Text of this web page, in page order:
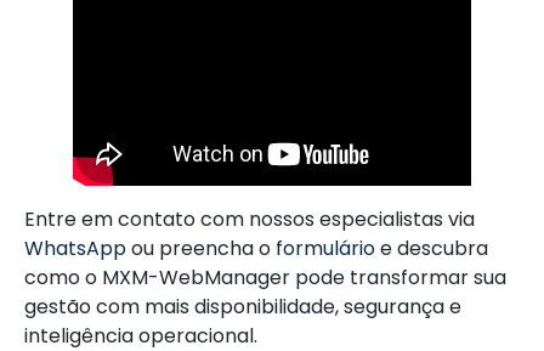
Entre em contato com nossos especialistas via
WhatsAppou preencha o formulárioe descubra
como o MXM-WebManager pode transformar sua
gestão com mais disponibilidade, segurança e
inteligência operacional.